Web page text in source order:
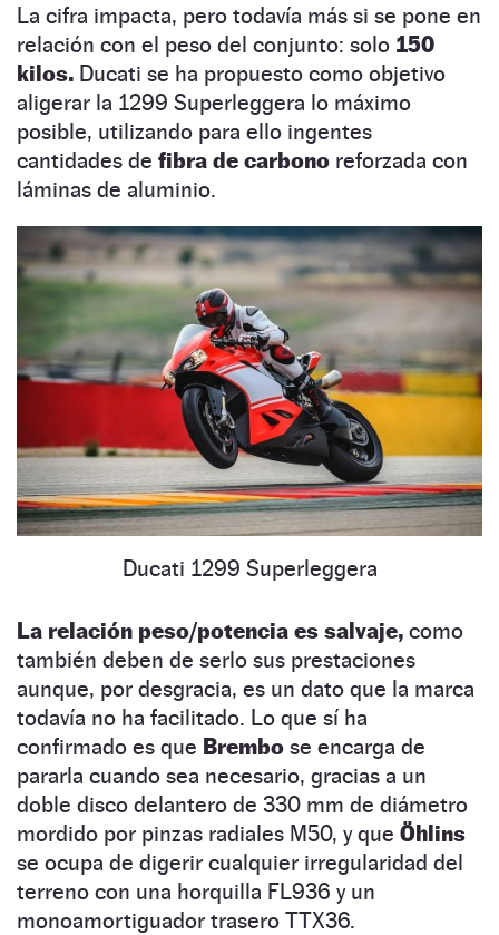
La cifra impacta, pero todavía más si se pone en
relación con el peso del conjunto: solo 150
kilos. Ducati se ha propuesto como objetivo
aligerar la 1299 Superleggera lo máximo
posible, utilizando para ello ingentes
cantidades de fibra de carbono reforzada con
láminas de aluminio.
Ducati 1299 Superleggera
La relación peso/potencia es salvaje, como
también deben de serlo sus prestaciones
aunque, por desgracia, es un dato que la marca
todavía no ha facilitado. Lo que sí ha
confirmado es que Brembo se encarga de
pararla cuando sea necesario, gracias a un
doble disco delantero de 330 mm de diámetro
mordido por pinzas radiales M50, y que Öhlins
se ocupa de digerir cualquier irregularidad del
terreno con una horquilla FL936 y un
monoamortiguador trasero TTX36.